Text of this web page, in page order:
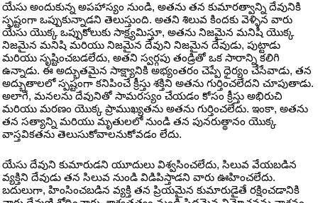
యేసు అందుకున్న అపహాస్యం నుండి, అతను తన కుమారత్వాన్ని దేవునికి
స్పష్టంగా ఒప్పుకున్నాడని తెలుస్తుంది. అతని శిలువ కిందకు వెళ్ళిన వారు
యేసు యొక్క ఒప్పుకోలుకు సాక్ష్యమిస్తూ, అతను నిజమైన మనిషి యొక్క
నిజమైన మనిషి మరియు నిజమైన దేవుని నిజమైన దేవుడు, పుట్టాడు
మరియు సృష్టించబడలేదు, అతని స్వర్గపు తండ్రితో ఒక సారాన్ని కలిగి
ఉన్నాడు. ఈ అద్భుతమైన సాక్ష్యానికి అభ్యంతరం చెప్పే ధైర్యం చేసేవాడు, తన
అద్భుతాలలో స్పష్టంగా కనిపించే క్రీస్తు శక్తిని అతను గుర్తించలేదని చూపుతాడు.
అలాగే, మనలను దేవునితో సామరస్యం చేయడం కోసం క్రీస్తు అభిరుచి
మరియు మరణం యొక్క ప్రాముఖ్యతను అతను గుర్తించలేదు. ఇంకా, అతను
తన సత్యాన్ని మరియు మృతులలో నుండి తన పునరుత్థానం యొక్క
వాస్తవికతను తెలుసుకోవాలనుకోవడం లేదు.
యేసు దేవుని కుమారుడని యూదులు విశ్వసించలేదు, సిలువ వేయబడిన
వ్యక్తిని దేవుడు తన సిలువ నుండి విడిపిస్తాడని వారు ఊహించలేదు.
బదులుగా, హింసించబడిన వ్యక్తి తన ప్రియమైన కుమారుడైతే రక్షించడానికి